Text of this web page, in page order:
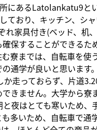
にあるLatolankatu9と
ており、キッチン、シ
れ家具付き(ベッド、机
保することができる
寮までは、自転車を
通学が良いと思います
走っておらず、片道
きません。大学から寮
夜はとても寒いため
多いため、自転車で通